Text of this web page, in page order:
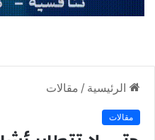
الرئيسية / مقالات
مقالات